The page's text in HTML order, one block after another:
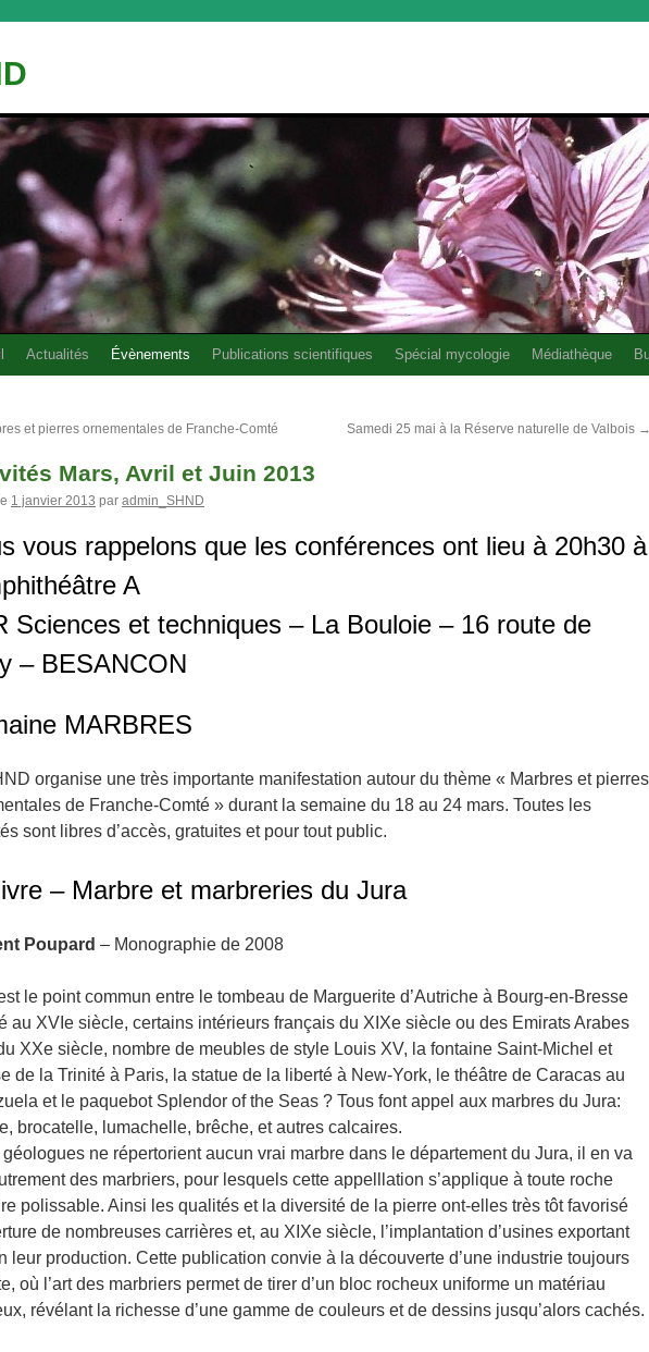
Actualités Évènements Publications scientifiques Spécial mycologie Médiathèque
et pierres ornementales de Franche-Comté Samedi 25 mai à la Réserve naturelle de Valbois →
Mars, Avril et Juin 2013
1 janvier 2013 par admin_SHND
vous rappelons que les conférences ont lieu à 20h30 à
A
Sciences et techniques – La Bouloie – 16 route de
– BESANCON
MARBRES
organise une très importante manifestation autour du thème « Marbres et pierres
de Franche-Comté » durant la semaine du 18 au 24 mars. Toutes les
sont libres d’accès, gratuites et pour tout public.
– Marbre et marbreries du Jura
Poupard – Monographie de 2008
le point commun entre le tombeau de Marguerite d’Autriche à Bourg-en-Bresse
au XVIe siècle, certains intérieurs français du XIXe siècle ou des Emirats Arabes
XXe siècle, nombre de meubles de style Louis XV, la fontaine Saint-Michel et
de la Trinité à Paris, la statue de la liberté à New-York, le théâtre de Caracas au
et le paquebot Splendor of the Seas ? Tous font appel aux marbres du Jura:
brocatelle, lumachelle, brêche, et autres calcaires.
ne répertorient aucun vrai marbre dans le département du Jura, il en va
des marbriers, pour lesquels cette appelllation s’applique à toute roche
polissable. Ainsi les qualités et la diversité de la pierre ont-elles très tôt favorisé
de nombreuses carrières et, au XIXe siècle, l’implantation d’usines exportant
leur production. Cette publication convie à la découverte d’une industrie toujours
où l’art des marbriers permet de tirer d’un bloc rocheux uniforme un matériau
révélant la richesse d’une gamme de couleurs et de dessins jusqu’alors cachés.